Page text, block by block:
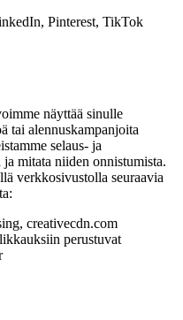
Pinterest, TikTok
näyttää sinulle
tai alennuskampanjoita
selaus- ja
mitata niiden onnistumista.
verkkosivustolla seuraavia
creativecdn.com
perustuvat